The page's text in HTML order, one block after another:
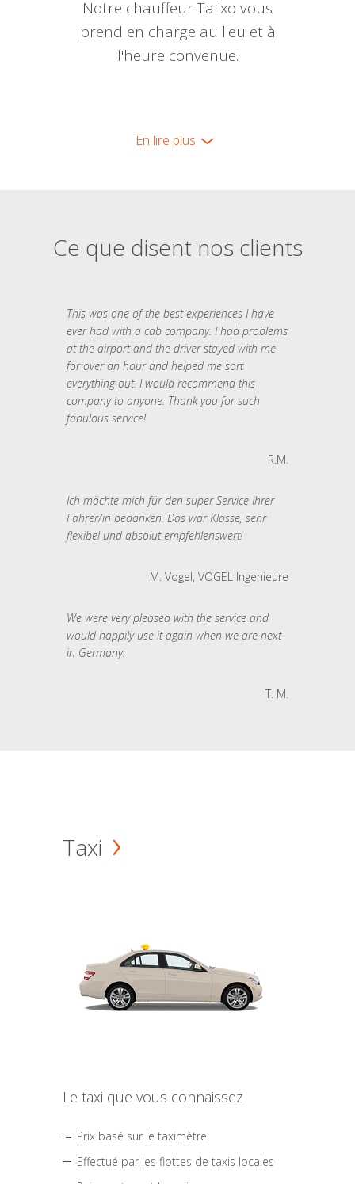
Notre chauffeur Talixo vous
prend en charge au lieu et à
l'heure convenue.
En lire plus
Ce que disent nos clients
This was one of the best experiences I have
ever had with a cab company. I had problems
at the airport and the driver stayed with me
for over an hour and helped me sort
everything out. I would recommend this
company to anyone. Thank you for such
fabulous service!
R.M.
Ich möchte mich für den super Service Ihrer
Fahrer/in bedanken. Das war Klasse, sehr
flexibel und absolut empfehlenswert!
M. Vogel, VOGEL Ingenieure
We were very pleased with the service and
would happily use it again when we are next
in Germany.
T. M.
Taxi
Le taxi que vous connaissez
Prix basé sur le taximètre
Effectué par les flottes de taxis locales